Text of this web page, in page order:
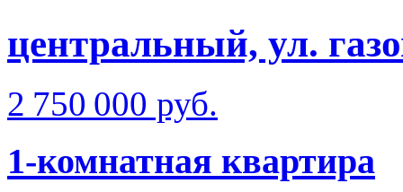
центральный, ул.
2 750 000 руб.
1-комнатная квартира